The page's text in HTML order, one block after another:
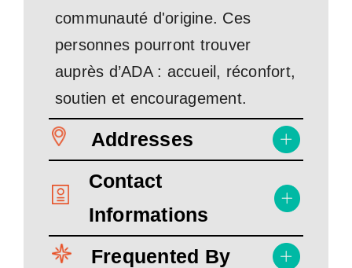
communauté d'origine. Ces
personnes pourront trouver
auprès d’ADA : accueil, réconfort,
soutien et encouragement.
Addresses
Contact
Informations
Frequented By